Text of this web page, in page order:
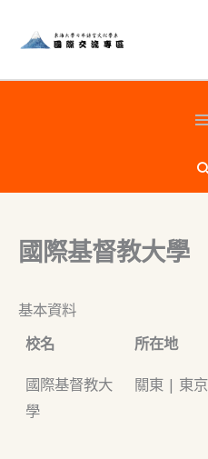
方
國際基督教大學
基本資料
校名
所在地
國際基督教大
學
關東 | 東